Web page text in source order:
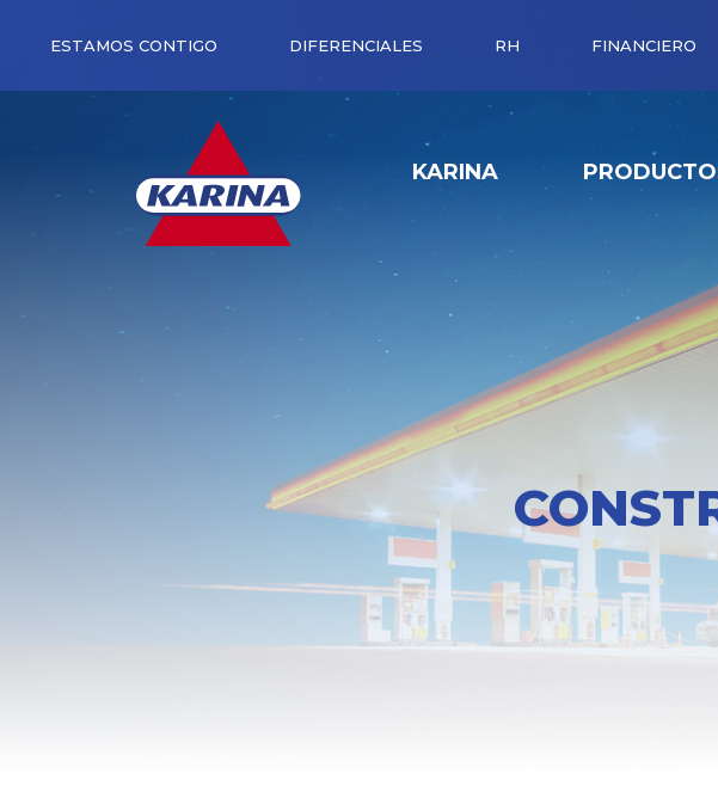
ESTAMOS CONTIGO DIFERENCIALES RH FINANCIERO
KARINA